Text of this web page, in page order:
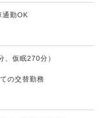
通勤OK
、仮眠270分）
の交替勤務